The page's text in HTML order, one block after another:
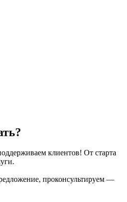
клиентов! От старта
проконсультируем —